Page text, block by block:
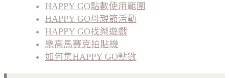
HAPPY GO點數使用範圍
HAPPY GO母親節活動
HAPPY GO找樂遊戲
樂高馬賽克拍貼機
如何集HAPPY GO點數